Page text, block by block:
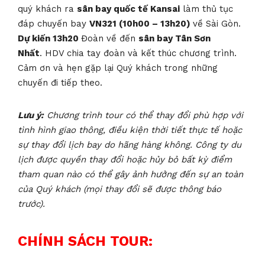
quý khách ra sân bay quốc tế Kansai làm thủ tục
đáp chuyến bay VN321 (10h00 – 13h20) về Sài Gòn.
Dự kiến 13h20 Đoàn về đến sân bay Tân Sơn
Nhất. HDV chia tay đoàn và kết thúc chương trình.
Cảm ơn và hẹn gặp lại Quý khách trong những
chuyến đi tiếp theo.
Lưu ý:Chương trình tour có thể thay đổi phù hợp với
tình hình giao thông, điều kiện thời tiết thực tế hoặc
sự thay đổi lịch bay do hãng hàng không. Công ty du
lịch được quyền thay đổi hoặc hủy bỏ bất kỳ điểm
tham quan nào có thể gây ảnh hưởng đến sự an toàn
của Quý khách (mọi thay đổi sẽ được thông báo
trước).
CHÍNH SÁCH TOUR: